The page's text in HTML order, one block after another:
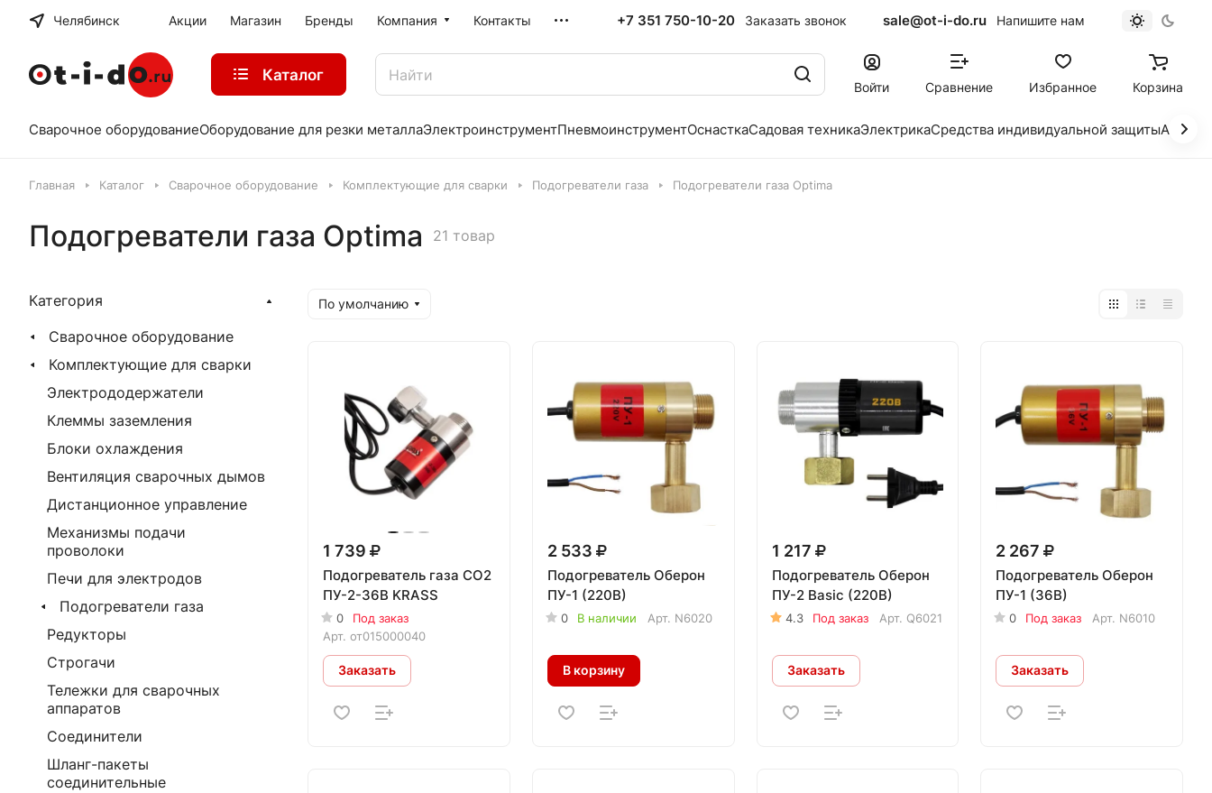
Челябинск Акции Магазин Бренды Компания Контакты +7 351 750-10-20 Заказать звонок sale@ot-i-do.ru Напишите нам
Каталог
Войти Сравнение Избранное Корзина
Сварочное оборудованиеОборудование для резки металлаЭлектроинструментПневмоинструментОснасткаСадовая техникаЭлектрикаСредства индивидуальной защиты
Главная Каталог Сварочное оборудование Комплектующие для сварки Подогреватели газа Подогреватели газа Optima
Подогреватели газа Optima 21 товар
По умолчанию
1 739
Подогреватель газа СО2
ПУ-2-36В KRASS
0
Под заказ
Арт. от015000040
Заказать
2 533
Подогреватель Оберон
ПУ-1 (220В)
0 В наличии Арт. N6020
В корзину
1 217
Подогреватель Оберон
ПУ-2 Basic (220В)
4.3 Под заказ Арт. Q6021
Заказать
2 267
Подогреватель Оберон
ПУ-1 (36В)
0 Под заказ Арт. N6010
Заказать
Категория
Сварочное оборудование
Комплектующие для сварки
Электрододержатели
Клеммы заземления
Блоки охлаждения
Вентиляция сварочных дымов
Дистанционное управление
Механизмы подачи
проволоки
Печи для электродов
Подогреватели газа
Редукторы
Строгачи
Тележки для сварочных
аппаратов
Соединители
Шланг-пакеты
соединительные